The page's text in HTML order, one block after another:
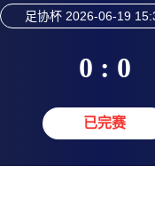
足协杯 2026-06-19
0 : 0
已完赛